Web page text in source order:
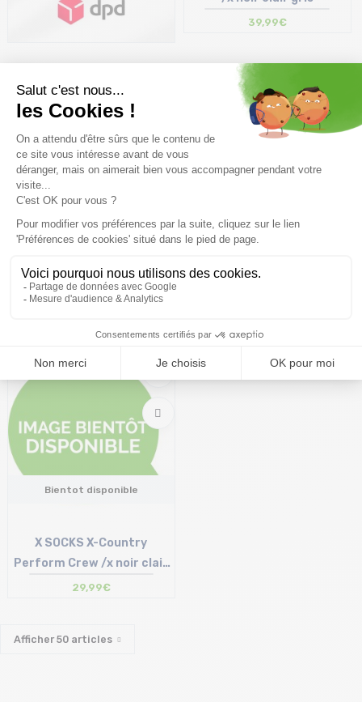
39,99€
X SOCKS Ski Touring
Perform W /oxid rouge
X SOCKS Ski Discover Merino
Bientot disponible
X SOCKS X-Country
Perform Crew /x noir clair
gris
29,99€
Afficher50 articles